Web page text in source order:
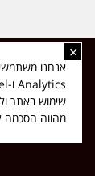
כל הזכויות
אמת, נוסד בשנת 2019 | טל' לפרסומים 054-9759222
×
שימוש באתר
מהווה הסכמה